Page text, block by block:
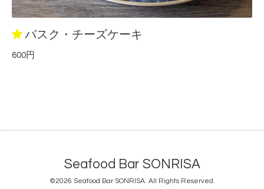
バスク・チーズケーキ
600円
Seafood Bar SONRISA
©2026 Seafood Bar SONRISA. All Rights Reserved.